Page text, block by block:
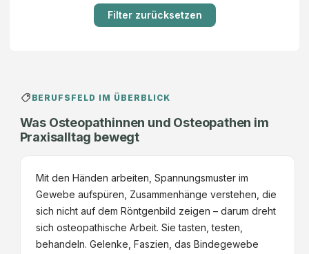
Filter zurücksetzen
BERUFSFELD IM ÜBERBLICK
Was Osteopathinnen und Osteopathen im
Praxisalltag bewegt
Mit den Händen arbeiten, Spannungsmuster im
Gewebe aufspüren, Zusammenhänge verstehen, die
sich nicht auf dem Röntgenbild zeigen – darum dreht
sich osteopathische Arbeit. Sie tasten, testen,
behandeln. Gelenke, Faszien, das Bindegewebe